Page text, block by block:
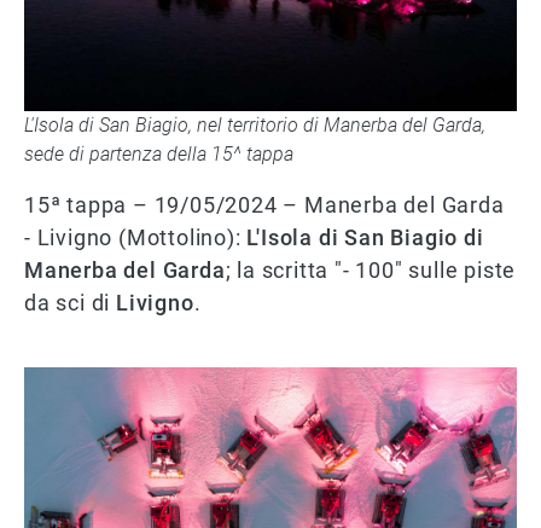
L'Isola di San Biagio, nel territorio di Manerba del Garda,
sede di partenza della 15^ tappa
15ª tappa – 19/05/2024 – Manerba del Garda
- Livigno (Mottolino): L'Isola di San Biagio di
Manerba del Garda; la scritta "- 100" sulle piste
da sci di Livigno.